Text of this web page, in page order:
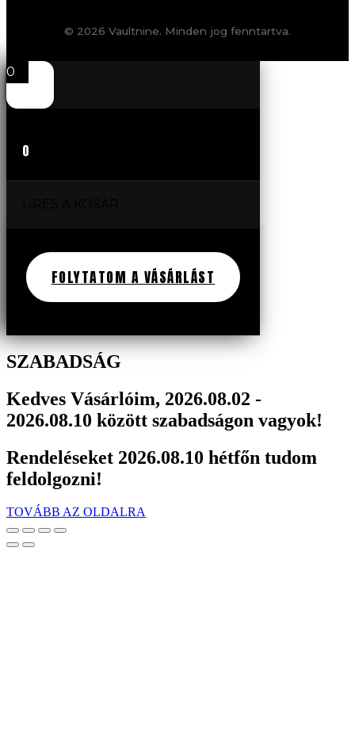
© 2026 Vaultnine. Minden jog fenntartva.
0
0
FOLYTATOM A VÁSÁRLÁST
SZABADSÁG
Kedves Vásárlóim, 2026.08.02 -
2026.08.10 között szabadságon vagyok!
Rendeléseket 2026.08.10 hétfőn tudom
feldolgozni!
TOVÁBB AZ OLDALRA